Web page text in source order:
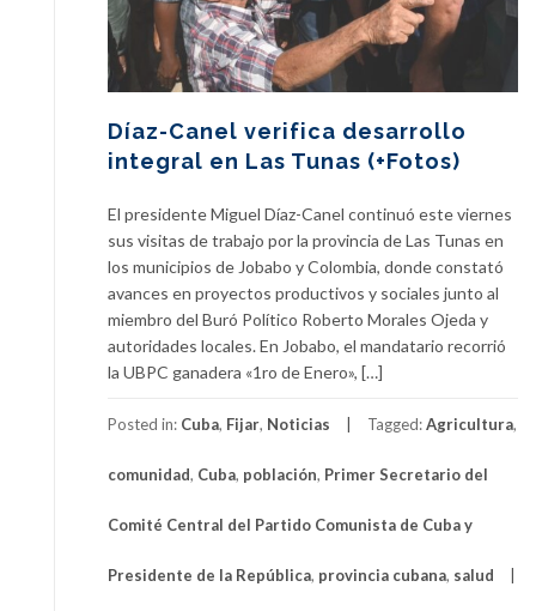
Díaz-Canel verifica desarrollo
integral en Las Tunas (+Fotos)
El presidente Miguel Díaz-Canel continuó este viernes
sus visitas de trabajo por la provincia de Las Tunas en
los municipios de Jobabo y Colombia, donde constató
avances en proyectos productivos y sociales junto al
miembro del Buró Político Roberto Morales Ojeda y
autoridades locales. En Jobabo, el mandatario recorrió
la UBPC ganadera «1ro de Enero», […]
Posted in: Cuba, Fijar, Noticias Tagged:Agricultura,
comunidad, Cuba, población, Primer Secretario del
Comité Central del Partido Comunista de Cuba y
Presidente de la República, provincia cubana, salud